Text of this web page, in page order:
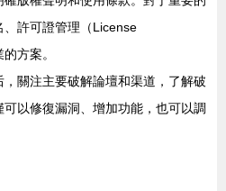
許可證管理（License
方案。
，關注主要破解論壇和渠道，了解破
以修復漏洞、增加功能，也可以調